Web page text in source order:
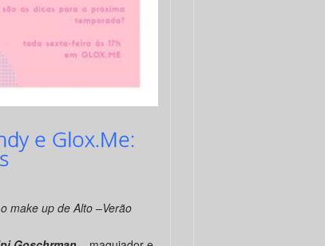
e Glox.Me:
make up de Alto –Verão